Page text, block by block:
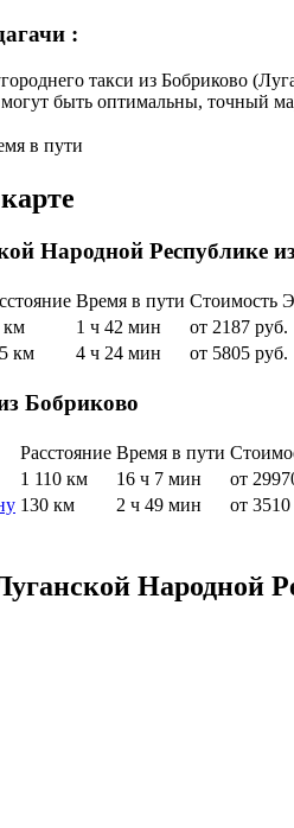
:
такси из Бобриково
могут быть оптимальны, точный
в пути
Народной Республике
Время в пути Стоимость
км 1 ч 42 мин от 2187 руб.
км 4 ч 24 мин от 5805 руб.
Бобриково
Расстояние Время в пути
1 110 км 16 ч 7 мин от
130 км 2 ч 49 мин от 3510
Народной